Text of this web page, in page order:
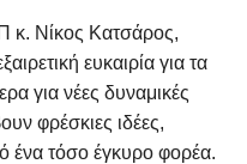
κ. Νίκος Κατσάρος,
ευκαιρία για τα
για νέες δυναμικές
φρέσκιες ιδέες,
ένα τόσο έγκυρο φορέα.